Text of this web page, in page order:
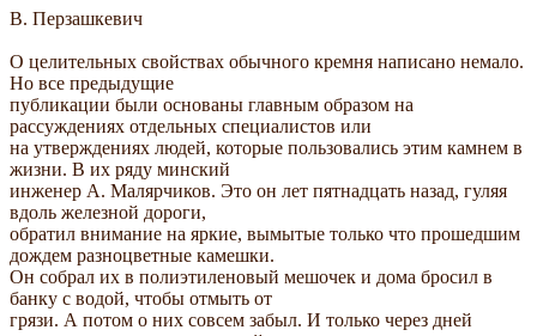
В. Перзашкевич
О целительных свойствах обычного кремня написано немало.
Но все предыдущие
публикации были основаны главным образом на
рассуждениях отдельных специалистов или
на утверждениях людей, которые пользовались этим камнем в
жизни. В их ряду минский
инженер А. Малярчиков. Это он лет пятнадцать назад, гуляя
вдоль железной дороги,
обратил внимание на яркие, вымытые только что прошедшим
дождем разноцветные камешки.
Он собрал их в полиэтиленовый мешочек и дома бросил в
банку с водой, чтобы отмыть от
грязи. А потом о них совсем забыл. И только через дней